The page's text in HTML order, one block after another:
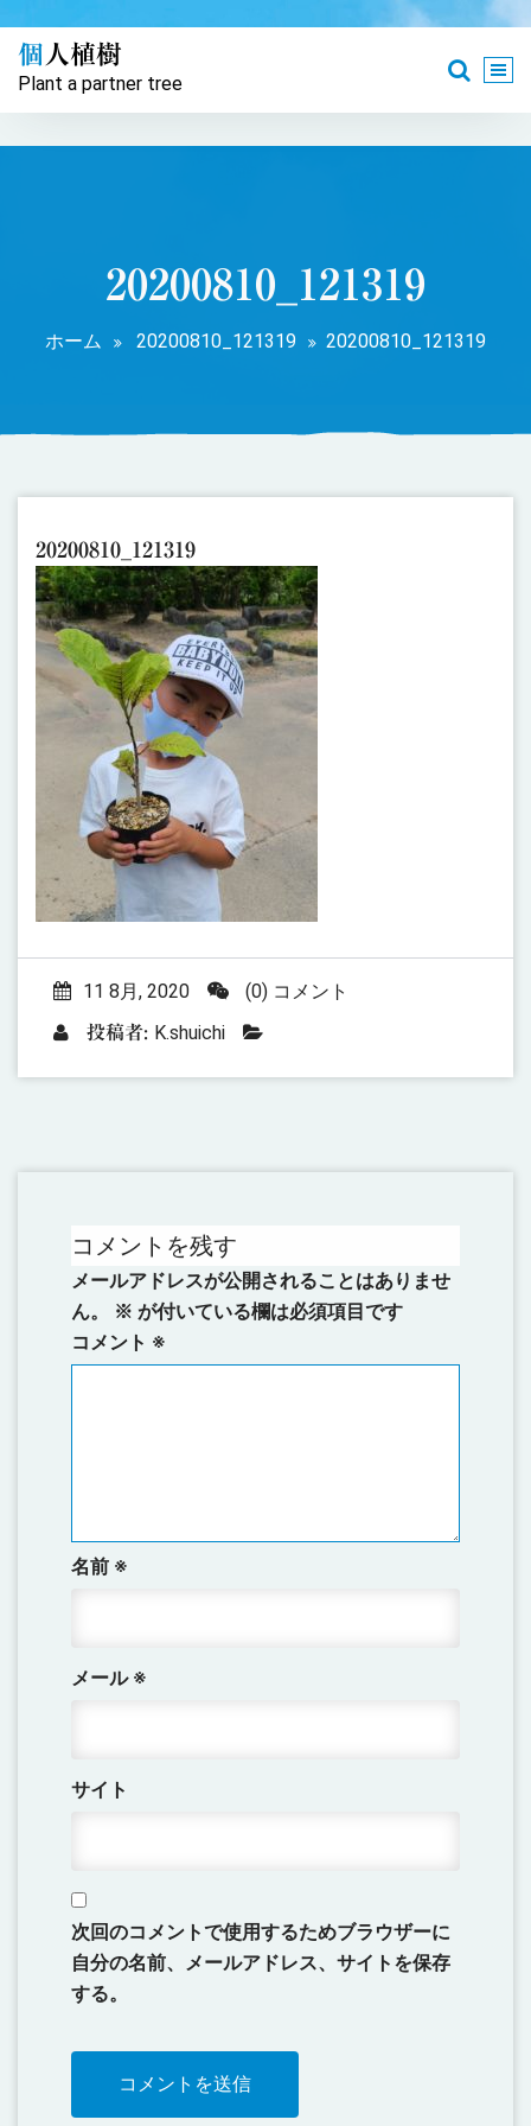
個人植樹
Plant a partner tree
20200810_121319
ホーム 20200810_121319 20200810_121319
20200810_121319
11 8月, 2020 (0) コメント
投稿者: K.shuichi
コメントを残す
メールアドレスが公開されることはありませ
ん。
※ が付いている欄は必須項目です
コメント ※
名前 ※
メール ※
サイト
次回のコメントで使用するためブラウザーに
自分の名前、メールアドレス、サイトを保存
する。